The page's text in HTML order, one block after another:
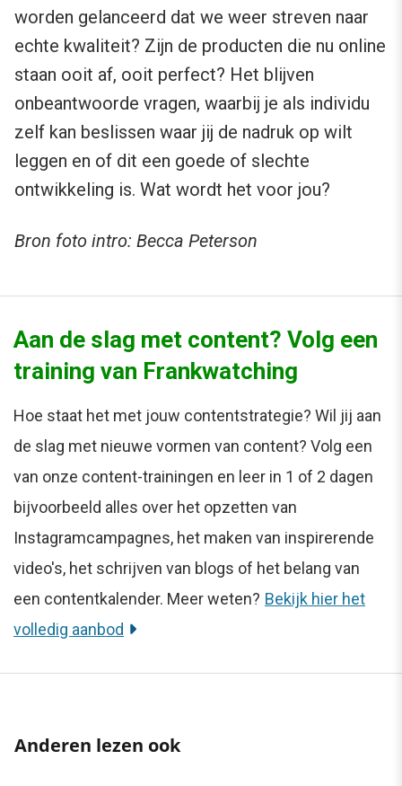
worden gelanceerd dat we weer streven naar
echte kwaliteit? Zijn de producten die nu online
staan ooit af, ooit perfect? Het blijven
onbeantwoorde vragen, waarbij je als individu
zelf kan beslissen waar jij de nadruk op wilt
leggen en of dit een goede of slechte
ontwikkeling is. Wat wordt het voor jou?
Bron foto intro: Becca Peterson
Aan de slag met content? Volg een
training van Frankwatching
Hoe staat het met jouw contentstrategie? Wil jij aan
de slag met nieuwe vormen van content? Volg een
van onze content-trainingen en leer in 1 of 2 dagen
bijvoorbeeld alles over het opzetten van
Instagramcampagnes, het maken van inspirerende
video's, het schrijven van blogs of het belang van
een contentkalender. Meer weten? Bekijk hier het
volledig aanbod
Anderen lezen ook